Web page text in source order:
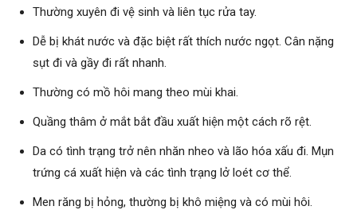
Thường xuyên đi vệ sinh và liên tục rửa tay.
Dễ bị khát nước và đặc biệt rất thích nước ngọt. Cân nặng
sụt đi và gầy đi rất nhanh.
Thường có mồ hôi mang theo mùi khai.
Quầng thâm ở mắt bắt đầu xuất hiện một cách rõ rệt.
Da có tình trạng trở nên nhăn nheo và lão hóa xấu đi. Mụn
trứng cá xuất hiện và các tình trạng lở loét cơ thể.
Men răng bị hỏng, thường bị khô miệng và có mùi hôi.